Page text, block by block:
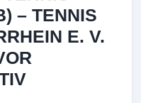
– TENNIS
E. V.
TB